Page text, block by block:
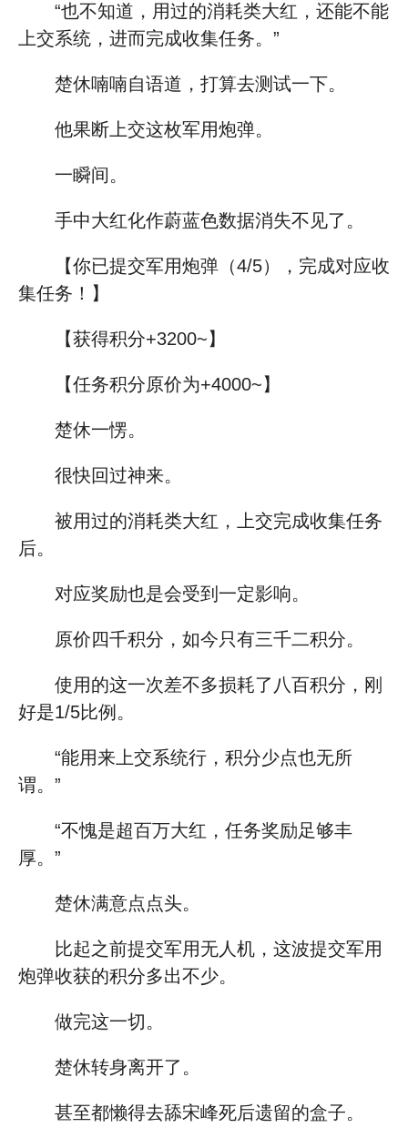
“也不知道，用过的消耗类大红，还能不能
上交系统，进而完成收集任务。”
楚休喃喃自语道，打算去测试一下。
他果断上交这枚军用炮弹。
一瞬间。
手中大红化作蔚蓝色数据消失不见了。
【你已提交军用炮弹（4/5），完成对应收
集任务！】
【获得积分+3200~】
【任务积分原价为+4000~】
楚休一愣。
很快回过神来。
被用过的消耗类大红，上交完成收集任务
后。
对应奖励也是会受到一定影响。
原价四千积分，如今只有三千二积分。
使用的这一次差不多损耗了八百积分，刚
好是1/5比例。
“能用来上交系统行，积分少点也无所
谓。”
“不愧是超百万大红，任务奖励足够丰
厚。”
楚休满意点点头。
比起之前提交军用无人机，这波提交军用
炮弹收获的积分多出不少。
做完这一切。
楚休转身离开了。
甚至都懒得去舔宋峰死后遗留的盒子。